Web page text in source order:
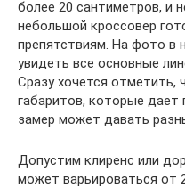
более 20 сантиметров, и
небольшой кроссовер
препятствиям. На фото в
увидеть все основные
Сразу хочется
габаритов, которые дает
замер может давать
Допустим клиренс или
может варьироваться от